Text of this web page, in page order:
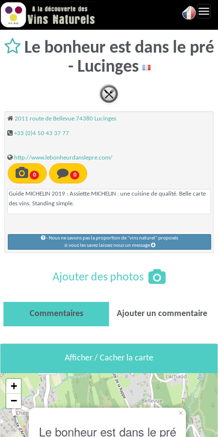
Le bonheur est dans le pré
- Lucinges
2011 route de Bellevue 74380 Lucinges
+33 (0)4 50 43 37 77
http://www.lebonheurdanslepre.com/
0 0
Guide MICHELIN 2019 : Assiette MICHELIN : une cuisine de qualité. Belle carte
des vins. Standing simple.
- Nous ne savons pas la proportion de "vins naturel" proposés
si vous les savez laissez nous un message
Ajouter des photos
Commentaires Ajouter un commentaire
Afficher / Cacher la carte
Le bonheur est dans le pré
×
+
−